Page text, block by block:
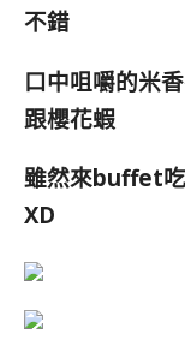
不錯
口中咀嚼的米
跟櫻花蝦
雖然來buffet
XD